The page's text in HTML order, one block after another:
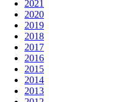
2021
2020
2019
2018
2017
2016
2015
2014
2013